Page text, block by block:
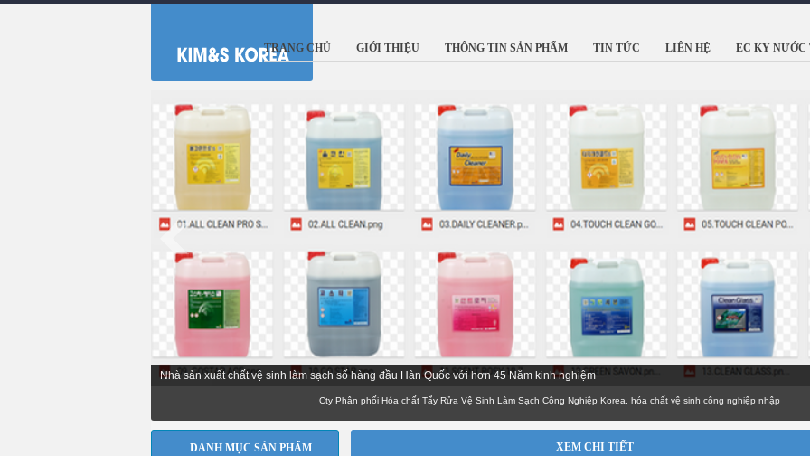
TRANG CHỦ GIỚI THIỆU THÔNG TIN SẢN PHẨM TIN TỨC LIÊN HỆ EC KY NƯỚC
Nhà sản xuất chất vệ sinh làm sạch số hàng đầu Hàn Quốc với hơn 45 Năm kinh nghiệm
Cty Phân phối Hóa chất Tẩy Rửa Vệ Sinh Làm Sạch Công Nghiệp Korea, hóa chất vệ sinh công nghiệp nhập
DANH MỤC SẢN PHẨM XEM CHI TIẾT